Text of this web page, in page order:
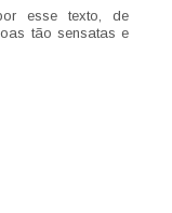
esse texto, de
tão sensatas e